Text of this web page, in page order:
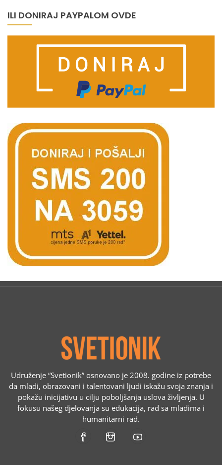
ILI DONIRAJ PAYPALOM OVDE
Udruženje “Svetionik” osnovano je 2008. godine iz potrebe
da mladi, obrazovani i talentovani ljudi iskažu svoja znanja i
pokažu inicijativu u cilju poboljšanja uslova življenja. U
fokusu našeg djelovanja su edukacija, rad sa mladima i
humanitarni rad.